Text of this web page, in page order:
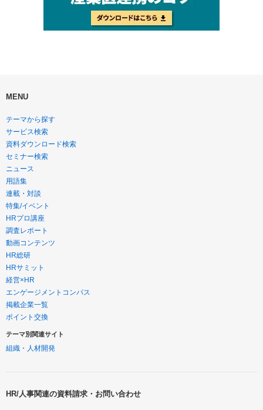
MENU
テーマから探す
サービス検索
資料ダウンロード検索
セミナー検索
ニュース
用語集
連載・対談
特集/イベント
HRプロ講座
調査レポート
動画コンテンツ
HR総研
HRサミット
経営×HR
エンゲージメントコンパス
掲載企業一覧
ポイント交換
テーマ別関連サイト
組織・人材開発
HR/人事関連の資料請求・お問い合わせ